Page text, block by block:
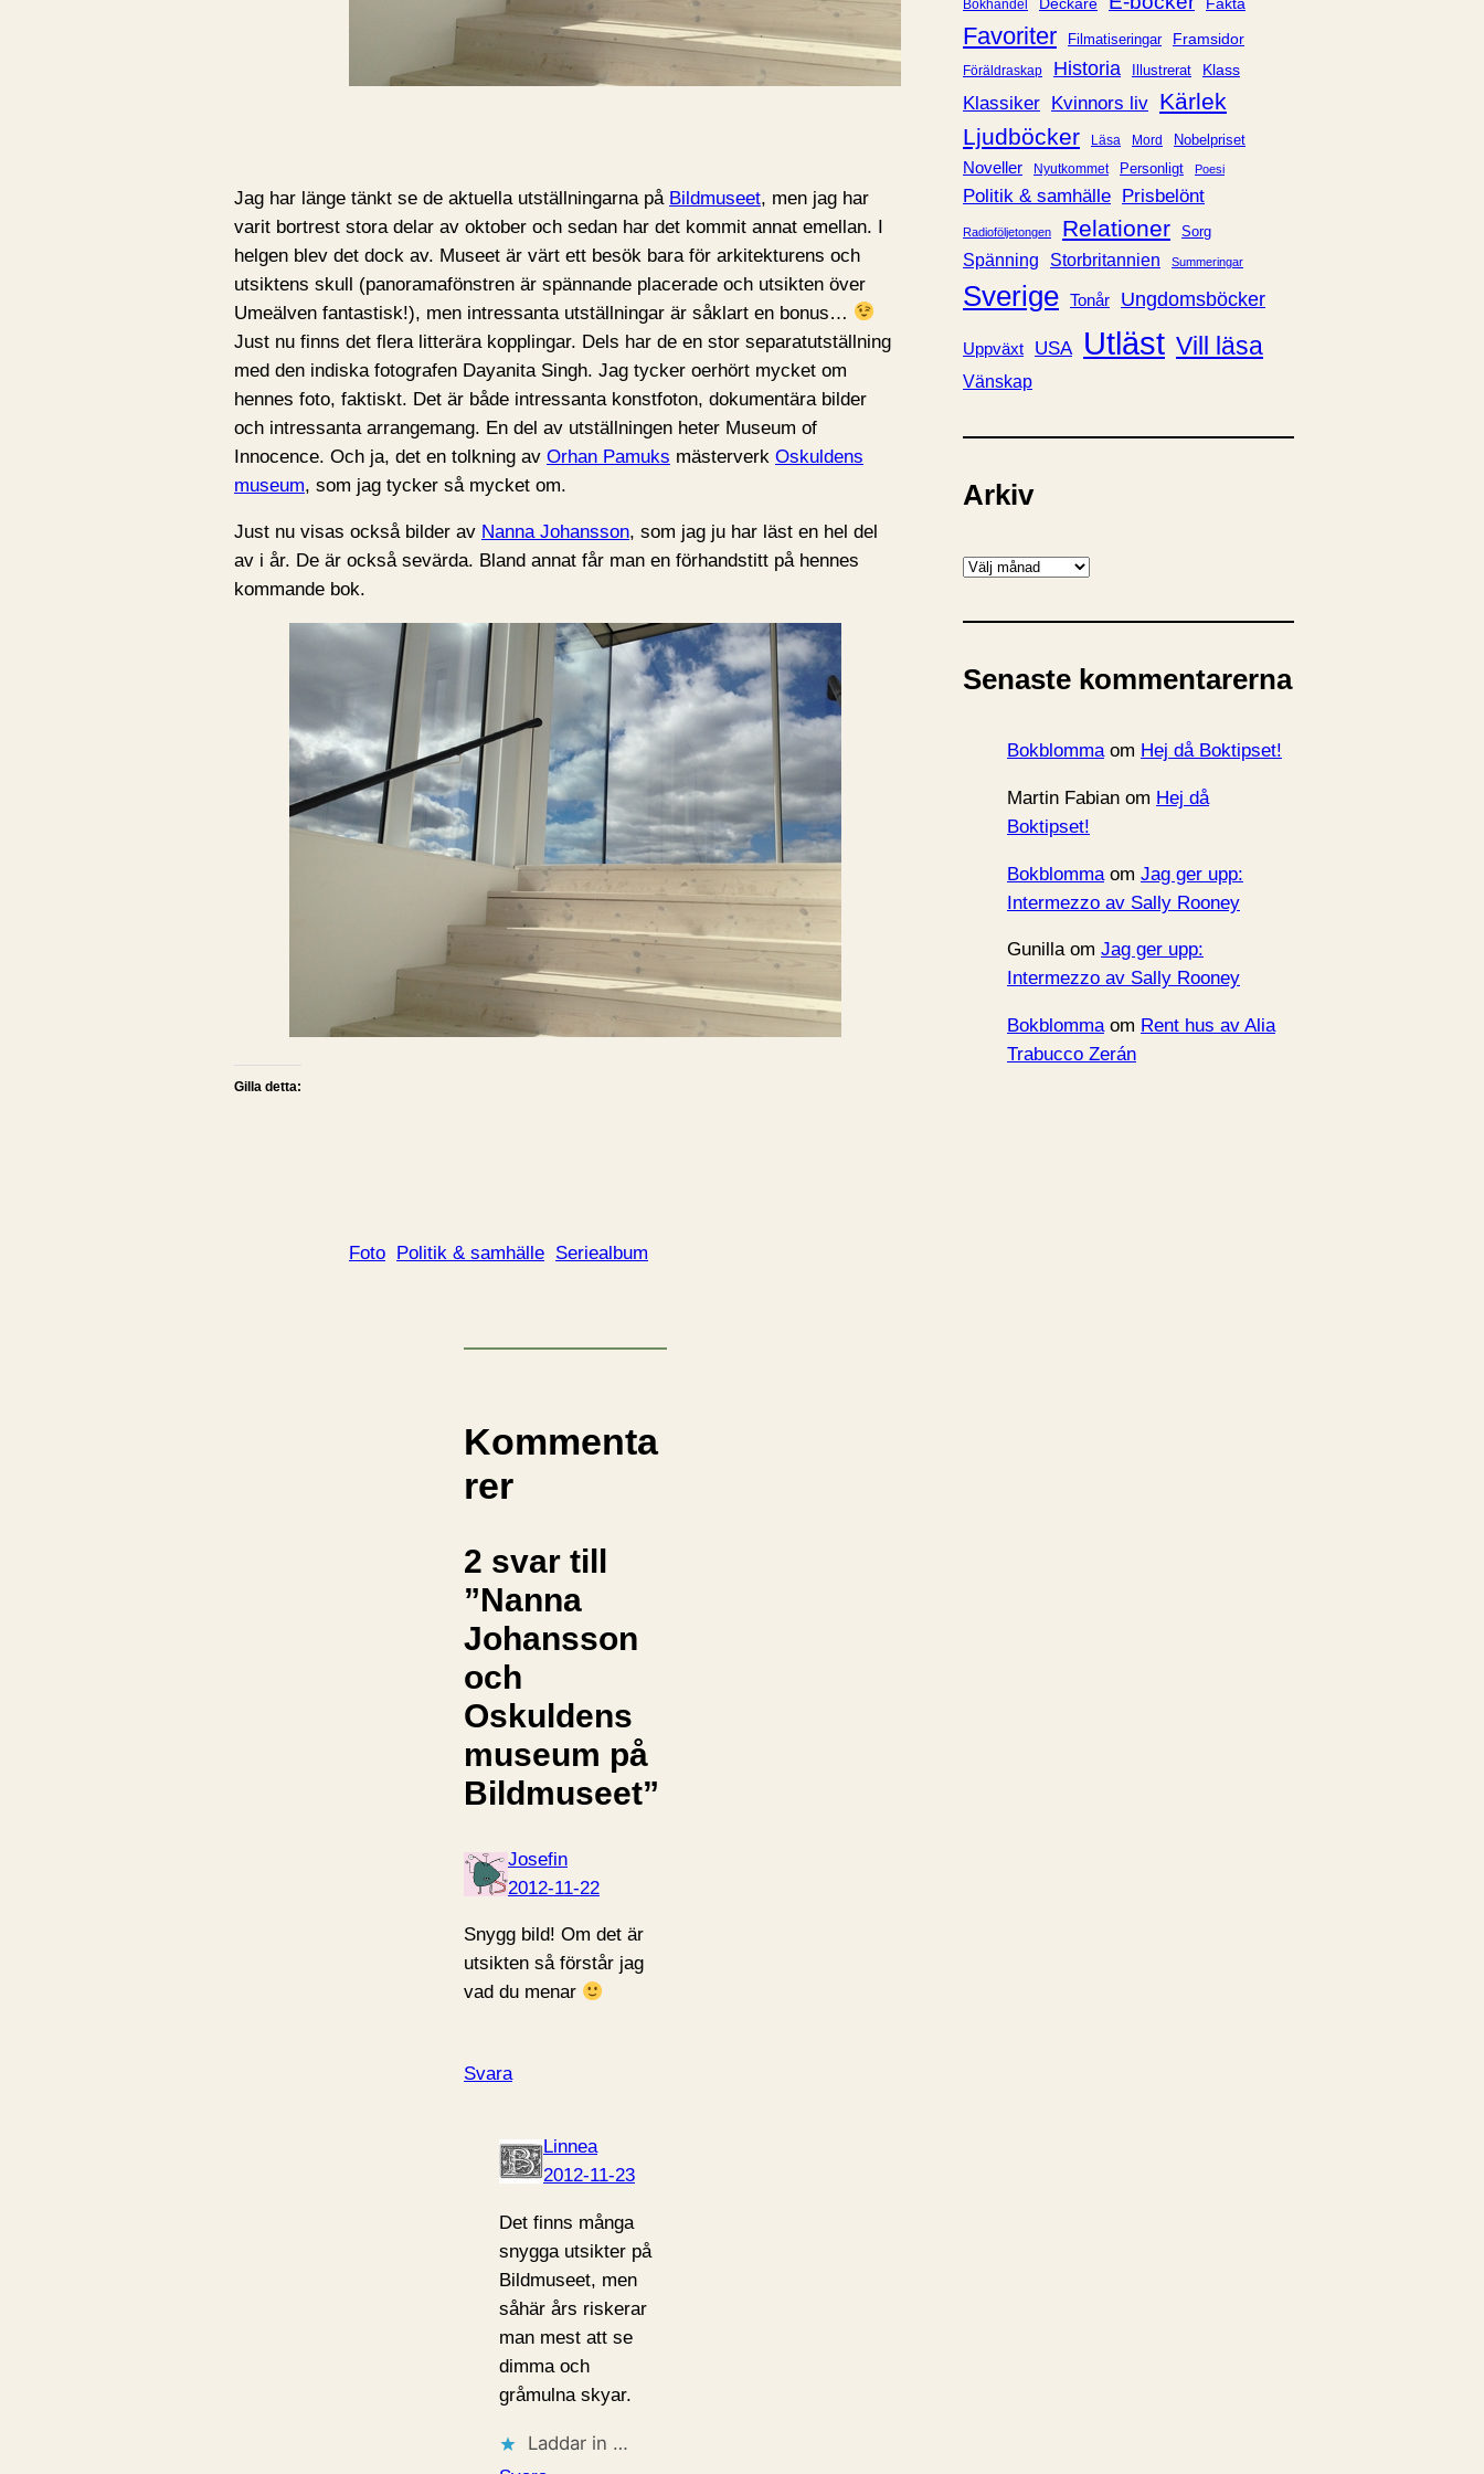
Jag har länge tänkt se de aktuella utställningarna på Bildmuseet, men jag har
varit bortrest stora delar av oktober och sedan har det kommit annat emellan. I
helgen blev det dock av. Museet är värt ett besök bara för arkitekturens och
utsiktens skull (panoramafönstren är spännande placerade och utsikten över
Umeälven fantastisk!), men intressanta utställningar är såklart en bonus…
Just nu finns det flera litterära kopplingar. Dels har de en stor separatutställning
med den indiska fotografen Dayanita Singh. Jag tycker oerhört mycket om
hennes foto, faktiskt. Det är både intressanta konstfoton, dokumentära bilder
och intressanta arrangemang. En del av utställningen heter Museum of
Innocence. Och ja, det en tolkning av Orhan Pamuks mästerverk Oskuldens
museum, som jag tycker så mycket om.
Just nu visas också bilder av Nanna Johansson, som jag ju har läst en hel del
av i år. De är också sevärda. Bland annat får man en förhandstitt på hennes
kommande bok.
Gilla detta:
Foto Politik & samhälle Seriealbum
Kommenta
rer
2 svar till
”Nanna
Johansson
och
Oskuldens
museum på
Bildmuseet”
Josefin
2012-11-22
Snygg bild! Om det är
utsikten så förstår jag
vad du menar
Svara
Linnea
2012-11-23
Det finns många
snygga utsikter på
Bildmuseet, men
såhär års riskerar
man mest att se
dimma och
gråmulna skyar.
Laddar in …
e
r
Bokhandel
Favoriter Filmatiseringar Framsidor
Föräldraskap Historia Illustrerat Klass
Klassiker Kvinnors liv Kärlek
Ljudböcker
Läsa Mord Nobelpriset
Noveller Nyutkommet Personligt Poesi
Politik & samhälle Prisbelönt
Radioföljetongen Relationer Sorg
Spänning Storbritannien Summeringar
Sverige Tonår Ungdomsböcker
Uppväxt USA Utläst Vill läsa
Vänskap
Arkiv
A
k
v
Senaste kommentarerna
Bokblommaom Hej då Boktipset!
Martin Fabian om Hej då
Boktipset!
Bokblomma om Jag ger upp:
Intermezzo av Sally Rooney
Gunillaom Jag ger upp:
Intermezzo av Sally Rooney
Bokblommaom Rent hus av Alia
Trabucco Zerán